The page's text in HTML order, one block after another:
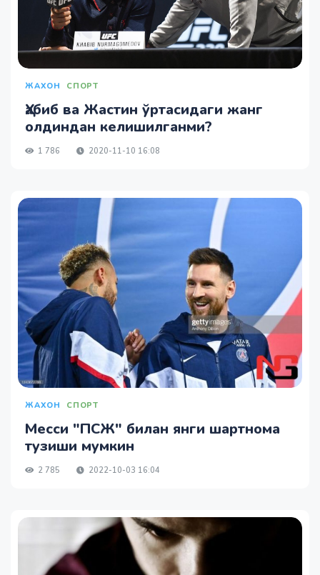
ЖАХОН СПОРТ
Ҳабиб ва Жастин ўртасидаги жанг
олдиндан келишилганми?
1 786 2020-11-10 16:08
ЖАХОН СПОРТ
Месси "ПСЖ" билан янги шартнома
тузиши мумкин
2 785 2022-10-03 16:04